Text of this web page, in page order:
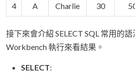
4 A Charlie 30
接下來會介紹 SELECT SQL 常用的
Workbench 執行來看結果。
SELECT: